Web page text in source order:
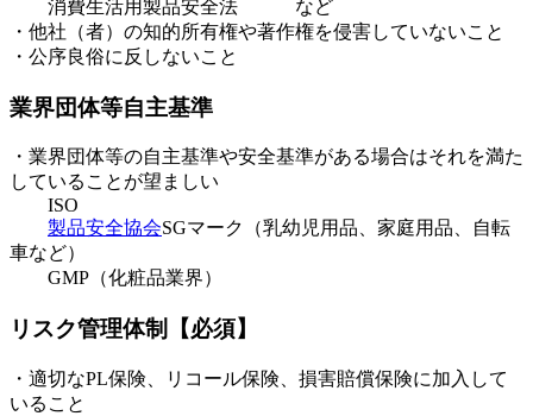
消費生活用製品安全法 など
・他社（者）の知的所有権や著作権を侵害していないこと
・公序良俗に反しないこと
業界団体等自主基準
・業界団体等の自主基準や安全基準がある場合はそれを満た
していることが望ましい
ISO
製品安全協会SGマーク（乳幼児用品、家庭用品、自転
車など）
GMP（化粧品業界）
リスク管理体制【必須】
・適切なPL保険、リコール保険、損害賠償保険に加入して
いること